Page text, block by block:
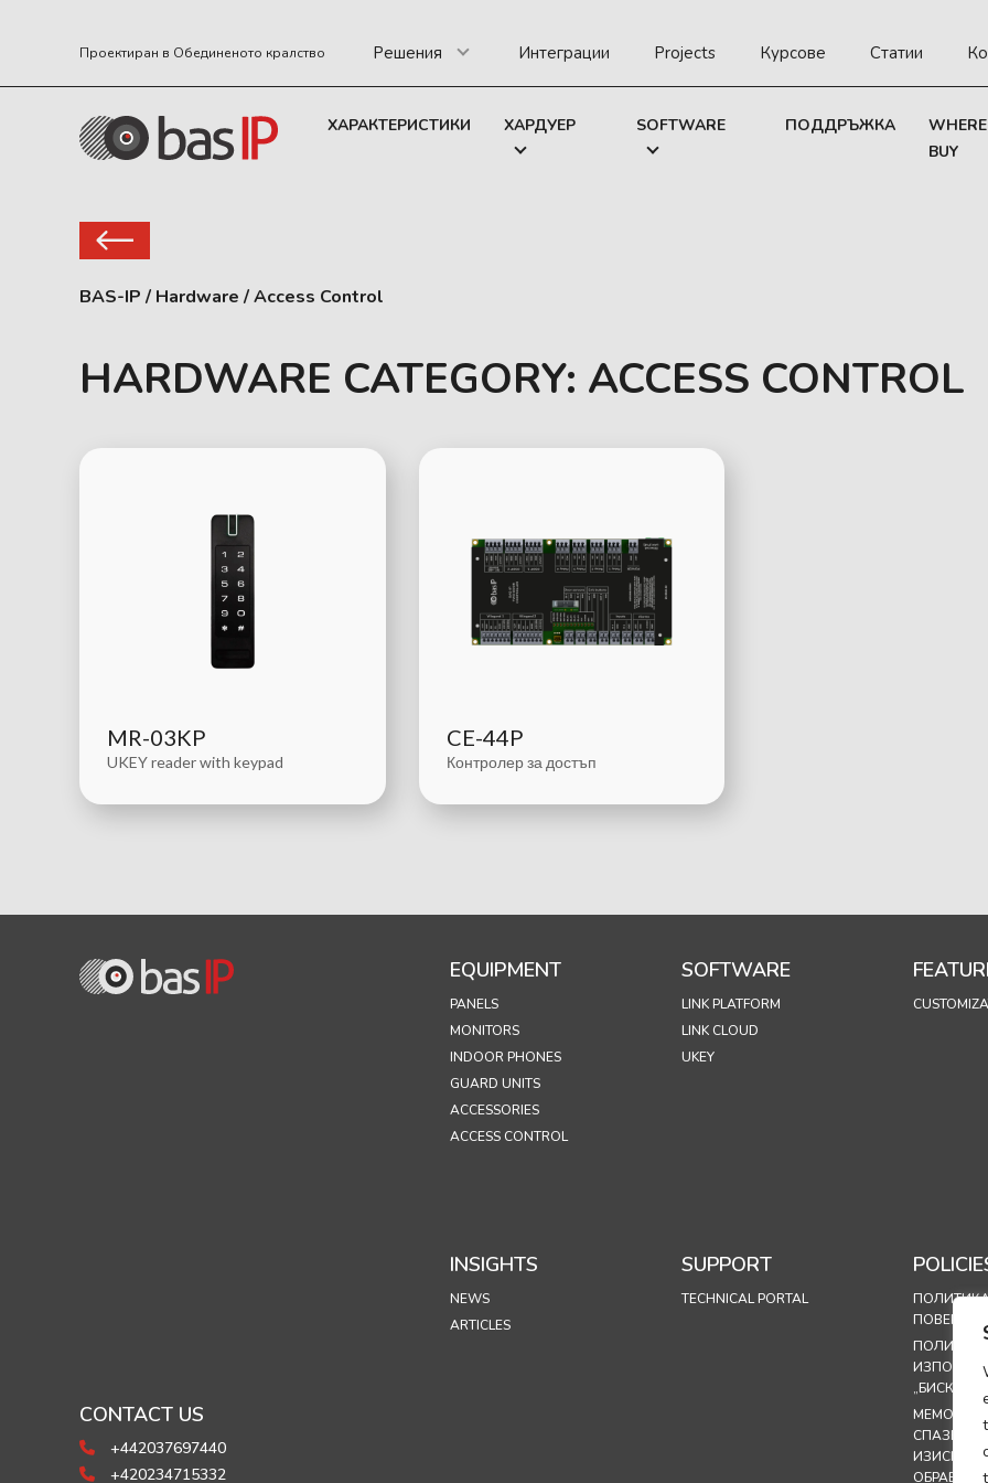
Проектиран в Обединеното кралство Решения Интеграции Projects Курсове Статии
ХАРАКТЕРИСТИКИ ХАРДУЕР SOFTWARE ПОДДРЪЖКА
BUY
BAS-IP / Hardware /Access Control
HARDWARE CATEGORY: ACCESS CONTROL
MR-03KP
UKEY reader with keypad
CE-44P
Контролер за достъп
CONTACT US
+442037697440
+420234715332
EQUIPMENT
PANELS
MONITORS
INDOOR PHONES
GUARD UNITS
ACCESSORIES
ACCESS CONTROL
SOFTWARE
LINK PLATFORM
LINK CLOUD
UKEY
INSIGHTS
NEWS
ARTICLES
SUPPORT
TECHNICAL PORTAL
ПОЛИТИКА